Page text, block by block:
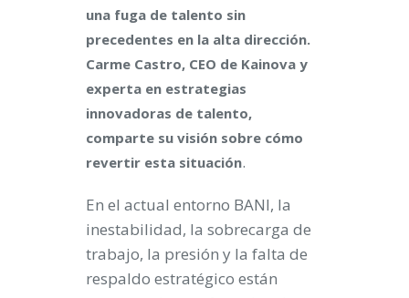
una fuga de talento sin
precedentes en la alta dirección.
Carme Castro, CEO de Kainova y
experta en estrategias
innovadoras de talento,
comparte su visión sobre cómo
revertir esta situación.
En el actual entorno BANI, la
inestabilidad, la sobrecarga de
trabajo, la presión y la falta de
respaldo estratégico están